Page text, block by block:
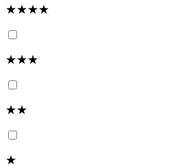
★★★★
★★★
★★
★